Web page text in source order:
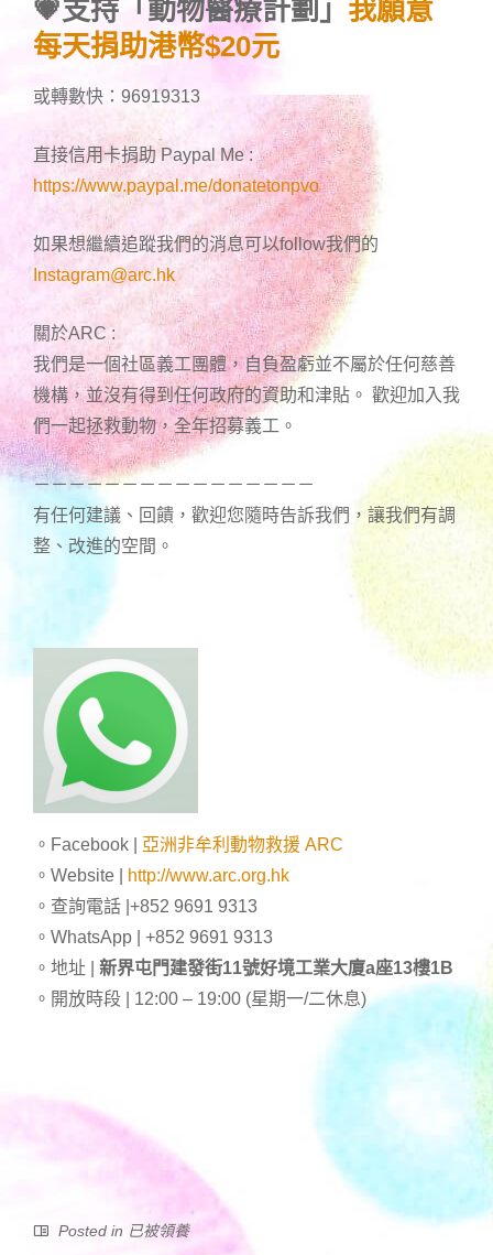
💗支持「動物醫療計劃」 我願意
每天捐助港幣$20元
或轉數快：96919313
直接信用卡捐助 Paypal Me :
https://www.paypal.me/donatetonpvo
如果想繼續追蹤我們的消息可以follow我們的
Instagram@arc.hk
關於ARC :
我們是一個社區義工團體，自負盈虧並不屬於任何慈善
機構，並沒有得到任何政府的資助和津貼。 歡迎加入我
們一起拯救動物，全年招募義工。
－－－－－－－－－－－－－－－－
有任何建議、回饋，歡迎您隨時告訴我們，讓我們有調
整、改進的空間。
。Facebook |
亞洲非牟利動物救援 ARC
。Website |
http://www.arc.org.hk
。查詢電話 |+852 9691 9313
。WhatsApp | +852 9691 9313
。地址 | 新界屯門建發街11號好境工業大廈a座13樓1B
。開放時段 | 12:00 – 19:00 (星期一/二休息)
Posted in 已被領養